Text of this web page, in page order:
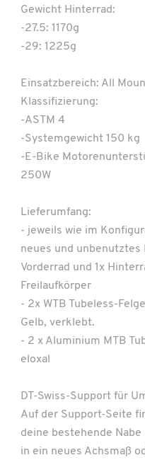
Gewicht Hinterrad:
-27.5: 1170g
-29: 1225g
Einsatzbereich: All
Klassifizierung:
-ASTM 4
-Systemgewicht 150 kg
-E-Bike
250W
Lieferumfang:
- jeweils wie im
neues und unbenutztes
Vorderrad und 1x
Freilaufkörper
- 2x WTB Tubeless-
Gelb, verklebt.
- 2 x Aluminium MTB
eloxal
DT-Swiss-Support für
Auf der Support-Seite
deine bestehende
in ein neues Achsmaß